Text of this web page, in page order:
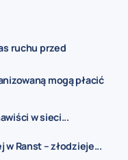
ruchu przed
mogą płacić
w sieci...
Ranst – złodzieje...